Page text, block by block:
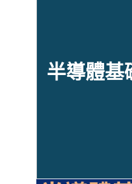
半導體基